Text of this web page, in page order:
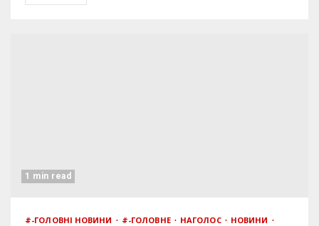
1 min read
#-ГОЛОВНІ НОВИНИ #-ГОЛОВНЕ НАГОЛОС
НОВИНИ